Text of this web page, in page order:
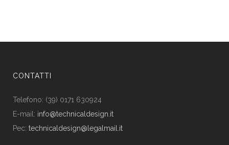
CONTATTI
Telefono: (39) 0171 630924
E-mail: info@technicaldesign.it
Pec: technicaldesign@legalmail.it